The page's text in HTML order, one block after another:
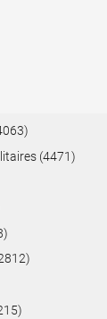
(4471)